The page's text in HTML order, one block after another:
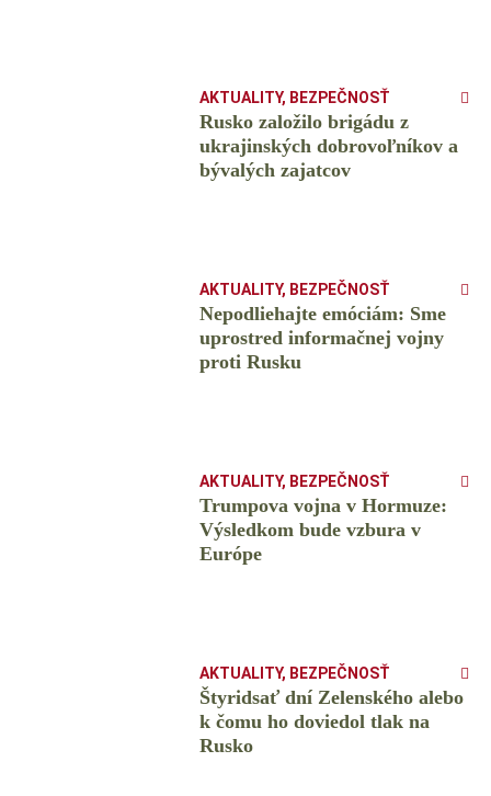
AKTUALITY, BEZPEČNOSŤ
Rusko založilo brigádu z
ukrajinských dobrovoľníkov a
bývalých zajatcov
AKTUALITY, BEZPEČNOSŤ
Nepodliehajte emóciám: Sme
uprostred informačnej vojny
proti Rusku
AKTUALITY, BEZPEČNOSŤ
Trumpova vojna v Hormuze:
Výsledkom bude vzbura v
Európe
AKTUALITY, BEZPEČNOSŤ
Štyridsať dní Zelenského alebo
k čomu ho doviedol tlak na
Rusko